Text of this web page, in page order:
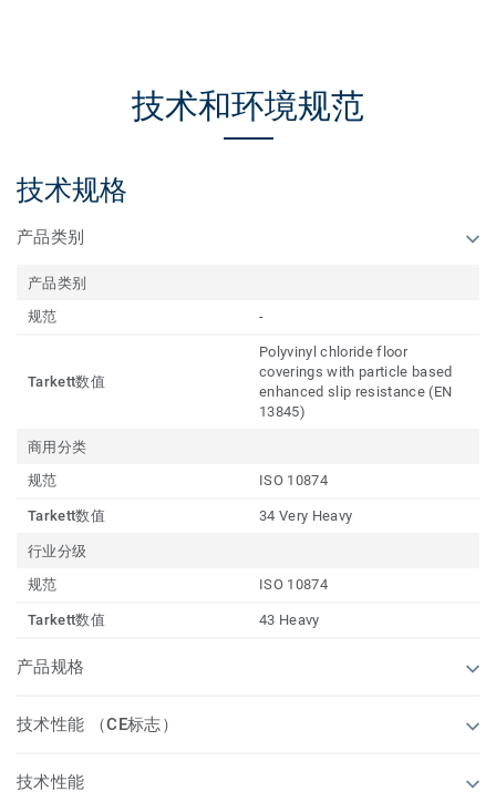
技术和环境规范
技术规格
产品类别
产品类别
规范
-
Tarkett数值
Polyvinyl chloride floor
coverings with particle based
enhanced slip resistance (EN
13845)
商用分类
规范
ISO 10874
Tarkett数值 34 Very Heavy
行业分级
规范
ISO 10874
Tarkett数值 43 Heavy
产品规格
技术性能 （CE标志）
技术性能